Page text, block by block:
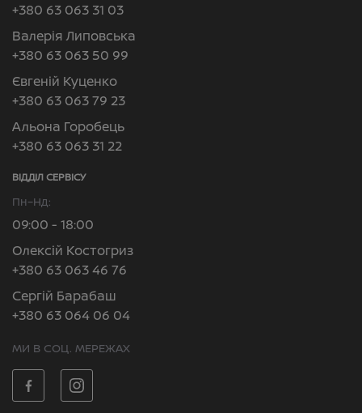
+380 63 063 31 03
Валерія Липовська
+380 63 063 50 99
Євгеній Куценко
+380 63 063 79 23
Альона Горобець
+380 63 063 31 22
ВІДДІЛ CЕРВІСУ
Пн–Нд:
09:00 - 18:00
Олексій Костогриз
+380 63 063 46 76
Сергій Барабаш
+380 63 064 06 04
МИ В СОЦ. МЕРЕЖАХ